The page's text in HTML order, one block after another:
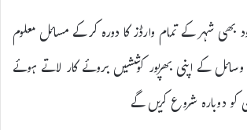
بھی شہر کے تمام وارڈز کا دورہ کرکے مسائل معلوم
کے اپنی بھرپور کوششیں بروئے کار لاتے ہوئے
دوبارہ شروع کریں گے